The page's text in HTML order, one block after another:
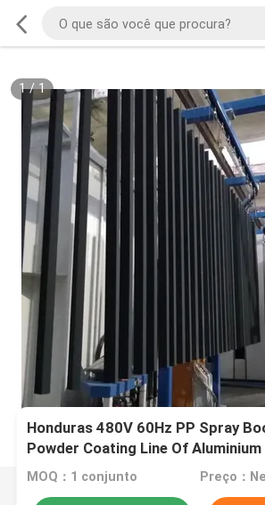
1/1
Honduras 480V 60Hz PP Spray
Powder Coating Line Of
Guangdong da China
MOQ：1 conjunto Preço：